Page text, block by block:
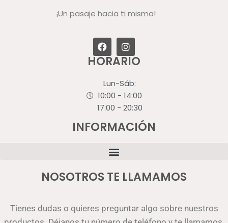
¡Un pasaje hacia ti misma!
HORARIO
Lun-Sáb:
10:00 - 14:00
17:00 - 20:30
INFORMACIÓN
NOSOTROS TE LLAMAMOS
Tienes dudas o quieres preguntar algo sobre nuestros